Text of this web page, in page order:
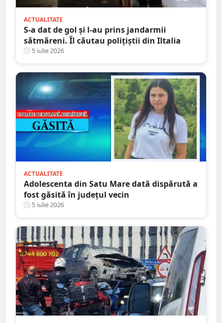
ACTUALITATE
S-a dat de gol și l-au prins jandarmii
sătmăreni. Îl căutau polițiștii din Iltalia
5 iulie 2026
ACTUALITATE
Adolescenta din Satu Mare dată dispărută a
fost găsită în județul vecin
5 iulie 2026